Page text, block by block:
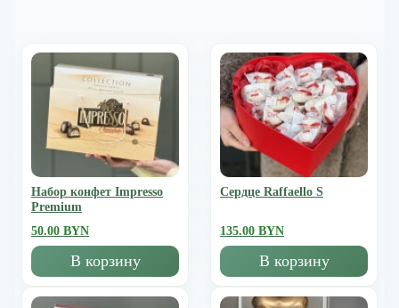
Набор конфет Impresso
Premium
50.00 BYN
В корзину
Сердце Raffaello S
135.00 BYN
В корзину